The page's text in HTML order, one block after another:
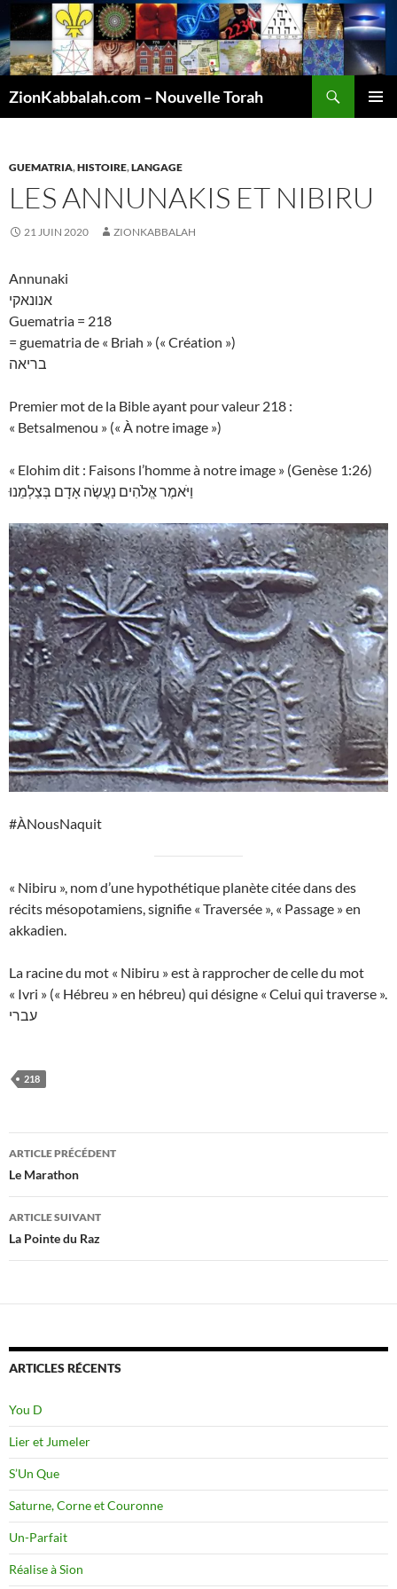
ZionKabbalah.com – Nouvelle Torah
GUEMATRIA,HISTOIRE,LANGAGE
LES ANNUNAKIS ET NIBIRU
21 JUIN 2020 ZIONKABBALAH
Annunaki
אנונאקי
Guematria = 218
= guematria de « Briah » (« Création »)
בריאה
Premier mot de la Bible ayant pour valeur 218 :
« Betsalmenou » (« À notre image »)
« Elohim dit : Faisons l’homme à notre image » (Genèse 1:26)
וַיֹּאמֶר אֱלֹהִים נַעֲשֶׂה אָדָם בְּצַלְמֵנוּ
#ÀNousNaquit
« Nibiru », nom d’une hypothétique planète citée dans des
récits mésopotamiens, signifie « Traversée », « Passage » en
akkadien.
La racine du mot « Nibiru » est à rapprocher de celle du mot
« Ivri » (« Hébreu » en hébreu) qui désigne « Celui qui traverse ».
עברי
218
Navigation
des
articles
ARTICLE PRÉCÉDENT
Le Marathon
ARTICLE SUIVANT
La Pointe du Raz
ARTICLES RÉCENTS
You D
Lier et Jumeler
S’Un Que
Saturne, Corne et Couronne
Un-Parfait
Réalise à Sion